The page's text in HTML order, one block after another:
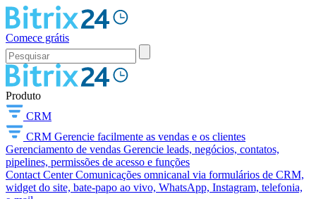
Comece grátis
Produto
CRM
CRM Gerencie facilmente as vendas e os clientes
Gerenciamento de vendas Gerencie leads, negócios, contatos,
pipelines, permissões de acesso e funções
Contact Center Comunicações omnicanal via formulários de CRM,
widget do site, bate-papo ao vivo, WhatsApp, Instagram, telefonia,